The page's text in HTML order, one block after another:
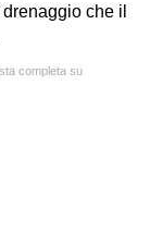
che il
completa su